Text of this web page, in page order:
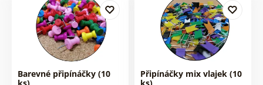
Barevné připínáčky (10
Připínáčky mix vlajek (10